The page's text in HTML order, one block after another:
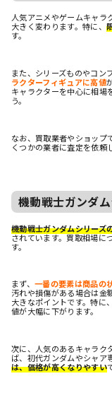
人気アニメやゲームキャラ
大きく変わります。特に、
す。
また、シリーズものやコン
ラクターフィギュアに高値
キャラクターを中心に相場
う。
なお、買取業者やショップ
くつかの業者に査定を依頼
機動戦士ガンダ
機動戦士ガンダムシリーズ
されています。買取相場に
す。
まず、一番の要素は商品の
汚れや損傷がある場合は金
大きなポイントです。特に
値が大幅に下がります。
次に、人気のあるキャラク
ば、初代ガンダムやシャア
は、価格が高くなりやすい